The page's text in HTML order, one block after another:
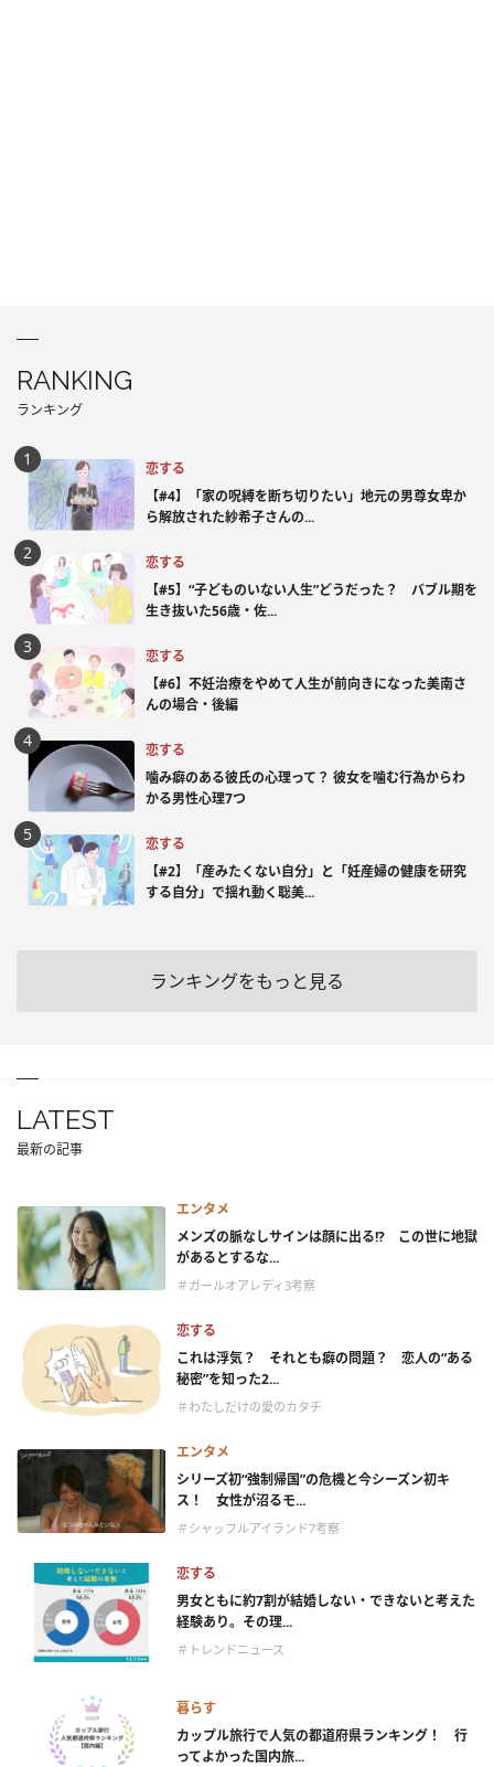
RANKING
ランキング
恋する
【#4】「家の呪縛を断ち切りたい」地元の男尊女卑か
ら解放された紗希子さんの...
恋する
【#5】“子どものいない人生”どうだった？ バブル期を
生き抜いた56歳・佐...
恋する
【#6】不妊治療をやめて人生が前向きになった美南さ
んの場合・後編
恋する
噛み癖のある彼氏の心理って？ 彼女を噛む行為からわ
かる男性心理7つ
恋する
【#2】「産みたくない自分」と「妊産婦の健康を研究
する自分」で揺れ動く聡美...
ランキングをもっと見る
LATEST
最新の記事
エンタメ
メンズの脈なしサインは顔に出る!? この世に地獄
があるとするな...
＃ガールオアレディ3考察
恋する
これは浮気？ それとも癖の問題？ 恋人の“ある
秘密”を知った2...
＃わたしだけの愛のカタチ
エンタメ
シリーズ初“強制帰国”の危機と今シーズン初キ
ス！ 女性が沼るモ...
＃シャッフルアイランド7考察
恋する
男女ともに約7割が結婚しない・できないと考えた
経験あり。その理...
＃トレンドニュース
暮らす
カップル旅行で人気の都道府県ランキング！ 行
ってよかった国内旅...